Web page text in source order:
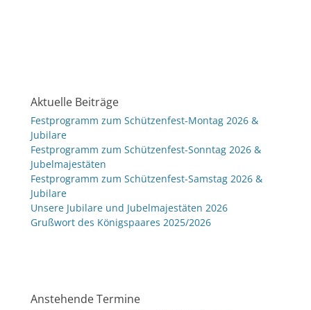
Aktuelle Beiträge
Festprogramm zum Schützenfest-Montag 2026 &
Jubilare
Festprogramm zum Schützenfest-Sonntag 2026 &
Jubelmajestäten
Festprogramm zum Schützenfest-Samstag 2026 &
Jubilare
Unsere Jubilare und Jubelmajestäten 2026
Grußwort des Königspaares 2025/2026
Anstehende Termine